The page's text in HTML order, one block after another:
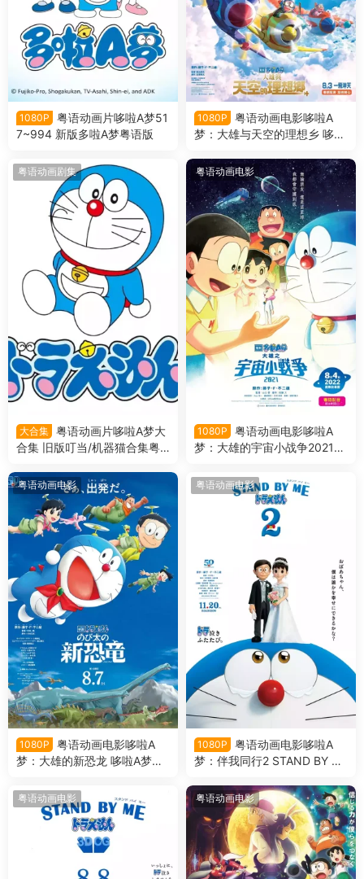
1080P
粤语动画片哆啦A梦51
7~994 新版多啦A梦粤语版
1080P
粤语动画电影哆啦A
梦：大雄与天空的理想乡 哆啦
想乡粤语版
粤语动画剧集
大合集 粤语动画片哆啦A梦大
合集 旧版叮当/机器猫合集粤
粤语动画电影
1080P
粤语动画电影哆啦A
梦：大雄的宇宙小战争2021
小战争2021粤语版
粤语动画电影
1080P
粤语动画电影哆啦A
梦：大雄的新恐龙 哆啦A梦剧
粤语动画电影
1080P
粤语动画电影哆啦A
梦：伴我同行2 STAND BY M
粤语动画电影 粤语动画电影